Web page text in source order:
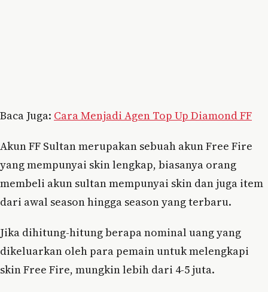
Baca Juga: Cara Menjadi Agen Top Up Diamond FF
Akun FF Sultan merupakan sebuah akun Free Fire
yang mempunyai skin lengkap, biasanya orang
membeli akun sultan mempunyai skin dan juga item
dari awal season hingga season yang terbaru.
Jika dihitung-hitung berapa nominal uang yang
dikeluarkan oleh para pemain untuk melengkapi
skin Free Fire, mungkin lebih dari 4-5 juta.